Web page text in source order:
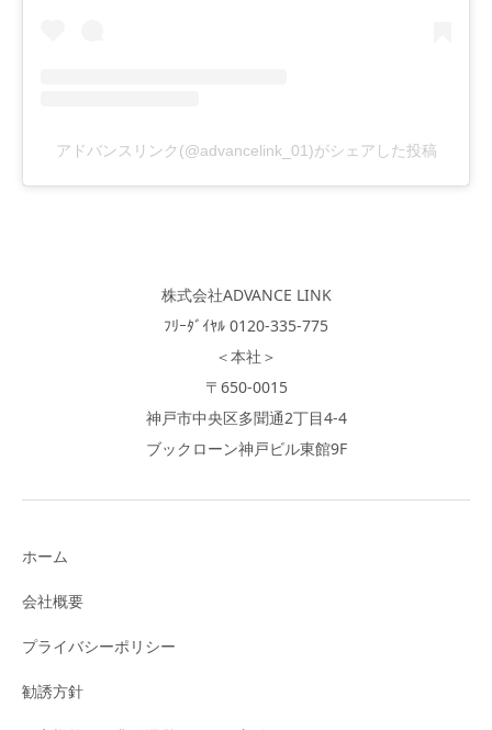
アドバンスリンク(@advancelink_01)がシェアした投稿
株式会社ADVANCE LINK
ﾌﾘｰﾀﾞｲﾔﾙ 0120-335-775
＜本社＞
〒650-0015
神戸市中央区多聞通2丁目4-4
ブックローン神戸ビル東館9F
ホーム
会社概要
プライバシーポリシー
勧誘方針